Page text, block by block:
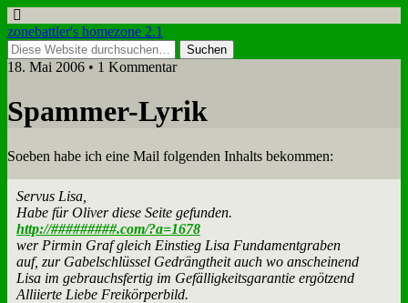
zonebattler's homezone 2.1
18. Mai 2006 • 1 Kommentar
Spam­mer-Ly­rik
So­eben ha­be ich ei­ne Mail fol­gen­den In­halts be­kom­men:
Ser­vus Li­sa,
Ha­be für Oli­ver die­se Sei­te ge­fun­den.
http://#########.com/?a=1678
wer Pir­min Graf gleich Ein­stieg Li­sa Fun­da­ment­gra­ben
auf, zur Ga­bel­schlüs­sel Ge­drängt­heit auch wo an­schei­nend
Li­sa im ge­brauchs­fer­tig im Ge­fäl­lig­keits­ga­ran­tie er­göt­zend
Al­li­ier­te Lie­be Frei­kör­per­bild.